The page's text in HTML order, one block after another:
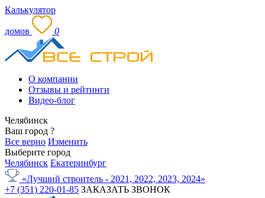
Калькулятор
домов 0
О компании
Отзывы и рейтинги
Видео-блог
Челябинск
Ваш город ?
Все верно Изменить
Выберите город
Челябинск Екатеринбург
«Лучший строитель - 2021, 2022, 2023, 2024»
+7 (351) 220-01-85 ЗАКАЗАТЬ ЗВОНОК